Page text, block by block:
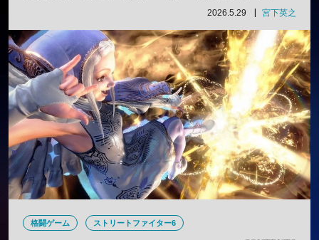
2026.5.29 宮下英之
格闘ゲーム ストリートファイター6